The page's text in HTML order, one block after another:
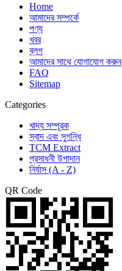
Home
আমাদের সম্পর্কে
পণ্য
খবর
ব্লগ
আমাদের সাথে যোগাযোগ করুন
FAQ
Sitemap
Categories
খাদ্য সম্পূরক
স্বাদ এবং সুগন্ধি
TCM Extract
প্রসাধনী উপাদান
নির্যাস (A - Z)
QR Code